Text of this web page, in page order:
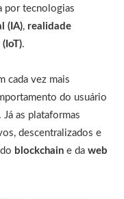
por tecnologias
(IA), realidade
.
cada vez mais
do usuário
as plataformas
descentralizados e
blockchain e da web